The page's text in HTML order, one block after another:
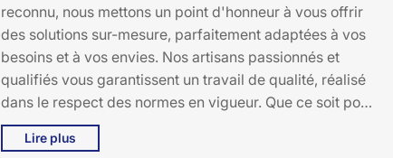
reconnu, nous mettons un point d'honneur à vous offrir
des solutions sur-mesure, parfaitement adaptées à vos
besoins et à vos envies. Nos artisans passionnés et
qualifiés vous garantissent un travail de qualité, réalisé
dans le respect des normes en vigueur. Que ce soit pour
la construction d'une maison en ossature bois, la
rénovation d'une charpente ancienne ou la réalisation de
Lire plus